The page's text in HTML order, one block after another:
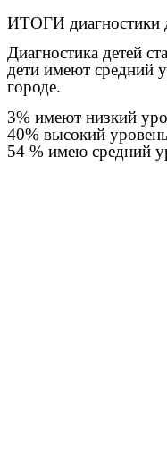
ИТОГИ диагностики
Диагностика детей
дети имеют средний
городе.
3% имеют низкий
40% высокий уровень
54 % имею средний